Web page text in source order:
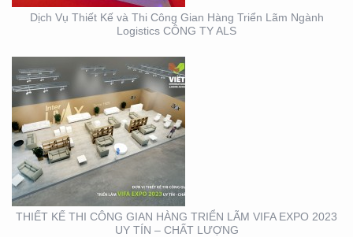
Dịch Vụ Thiết Kế và Thi Công Gian Hàng Triển Lãm Ngành
Logistics CÔNG TY ALS
THIẾT KẾ THI CÔNG GIAN HÀNG TRIỂN LÃM VIFA EXPO 2023
UY TÍN – CHẤT LƯỢNG
THIẾT KẾ THI CÔNG
TRỌN GÓI SỰ KIỆN MỸ
PHẨM HÀN QUỐC